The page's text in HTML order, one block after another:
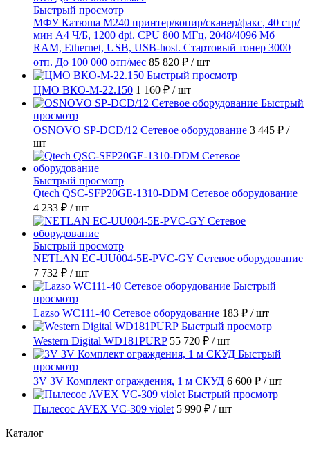
Быстрый просмотр
МФУ Катюша M240 принтер/копир/сканер/факс, 40 стр/
мин А4 Ч/Б, 1200 dpi. CPU 800 МГц, 2048/4096 Мб
RAM, Ethernet, USB, USB-host. Стартовый тонер 3000
отп. До 100 000 отп/мес 85 820 ₽ / шт
Быстрый просмотр
ЦМО ВКО-М-22.150 1 160 ₽ / шт
Быстрый
просмотр
OSNOVO SP-DCD/12 Сетевое оборудование 3 445 ₽ /
шт
Быстрый просмотр
Qtech QSC-SFP20GE-1310-DDM Сетевое оборудование
4 233 ₽ / шт
Быстрый просмотр
NETLAN EC-UU004-5E-PVC-GY Сетевое оборудование
7 732 ₽ / шт
Быстрый
просмотр
Lazso WC111-40 Сетевое оборудование 183 ₽ / шт
Быстрый просмотр
Western Digital WD181PURP 55 720 ₽ / шт
Быстрый
просмотр
3V 3V Комплект ограждения, 1 м СКУД 6 600 ₽ / шт
Быстрый просмотр
Пылесос AVEX VC-309 violet 5 990 ₽ / шт
Каталог